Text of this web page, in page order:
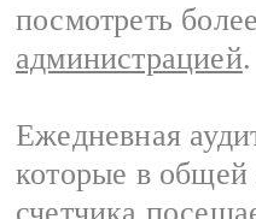
посмотреть
администрацией.
Ежедневная
которые в
счетчика